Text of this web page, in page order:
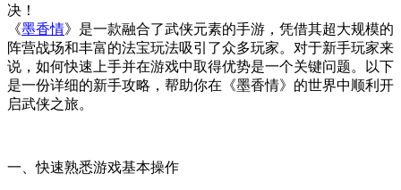
决！
《墨香情》是一款融合了武侠元素的手游，凭借其超大规模的
阵营战场和丰富的法宝玩法吸引了众多玩家。对于新手玩家来
说，如何快速上手并在游戏中取得优势是一个关键问题。以下
是一份详细的新手攻略，帮助你在《墨香情》的世界中顺利开
启武侠之旅。
一、快速熟悉游戏基本操作